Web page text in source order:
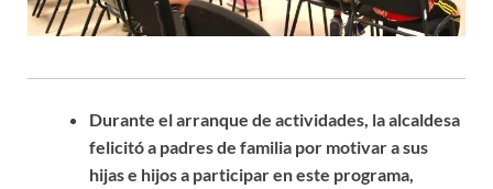
Durante el arranque de actividades, la alcaldesa
felicitó a padres de familia por motivar a sus
hijas e hijos a participar en este programa,